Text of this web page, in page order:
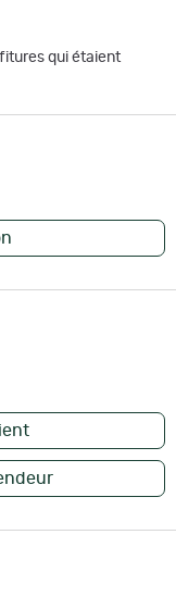
qui étaient